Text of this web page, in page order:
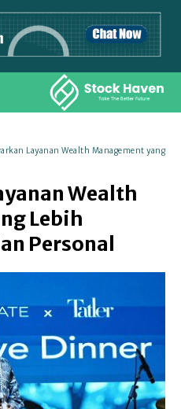
Layanan Wealth Management yang
Wealth
Lebih
Personal